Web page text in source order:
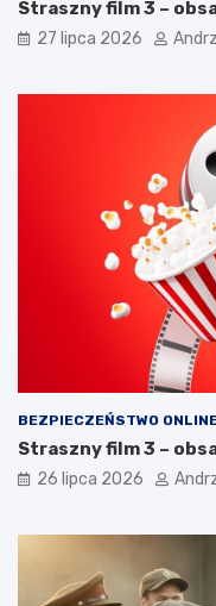
Straszny film 3 –
27 lipca 2026
BEZPIECZEŃSTWO
Straszny film 3 –
26 lipca 2026